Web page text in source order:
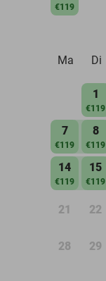
€119
Ma
Di
1
€119
7
€119
8
€119
14
€119
15
€119
21 22
28 29